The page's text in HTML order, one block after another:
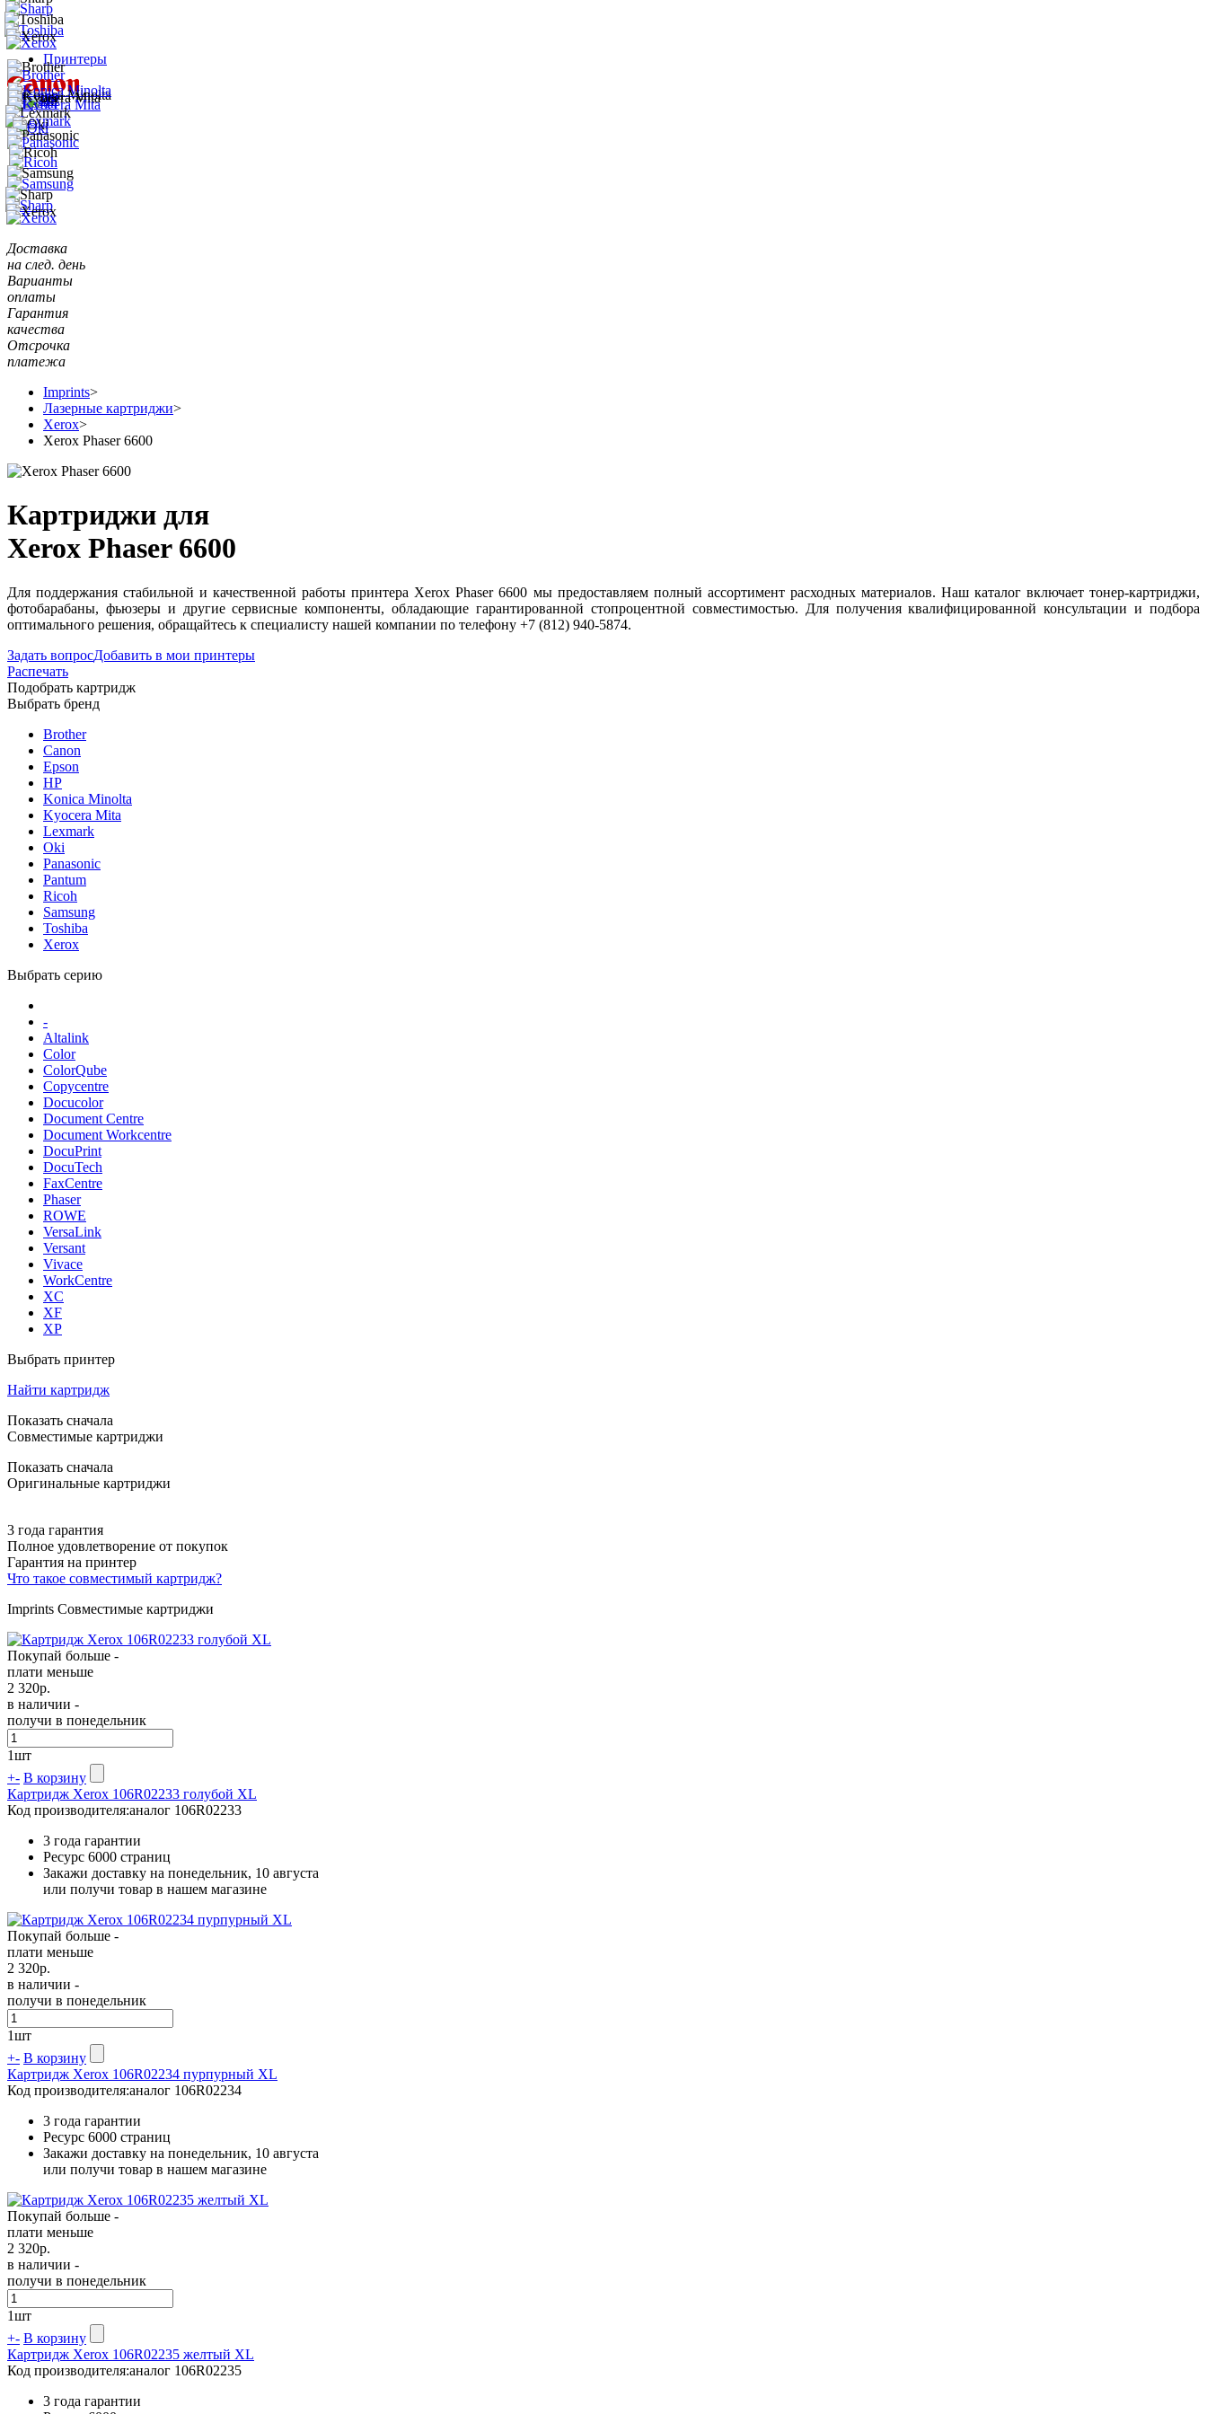
Принтеры
Доставка
на след. день
Варианты
оплаты
Гарантия
качества
Отсрочка
платежа
Imprints>
Лазерные картриджи>
Xerox>
Xerox Phaser 6600
Картриджи для
Xerox Phaser 6600
Для поддержания стабильной и качественной работы принтера Xerox Phaser 6600 мы предоставляем полный ассортимент расходных материалов. Наш каталог включает тонер-картриджи,
фотобарабаны, фьюзеры и другие сервисные компоненты, обладающие гарантированной стопроцентной совместимостью. Для получения квалифицированной консультации и подбора
оптимального решения, обращайтесь к специалисту нашей компании по телефону +7 (812) 940-5874.
Задать вопросДобавить в мои принтеры
Распечать
Подобрать картридж
Выбрать бренд
Brother
Canon
Epson
HP
Konica Minolta
Kyocera Mita
Lexmark
Oki
Panasonic
Pantum
Ricoh
Samsung
Toshiba
Xerox
Выбрать серию
-
Altalink
Color
ColorQube
Copycentre
Docucolor
Document Centre
Document Workcentre
DocuPrint
DocuTech
FaxCentre
Phaser
ROWE
VersaLink
Versant
Vivace
WorkCentre
XC
XF
XP
Выбрать принтер
Найти картридж
Показать сначала
Совместимые картриджи
Показать сначала
Оригинальные картриджи
3 года гарантия
Полное удовлетворение от покупок
Гарантия на принтер
Что такое совместимый картридж?
Imprints Совместимые картриджи
Покупай больше -
плати меньше
2 320р.
в наличии -
получи в понедельник
1шт
+- В корзину
Картридж Xerox 106R02233 голубой XL
Код производителя:аналог 106R02233
3 года гарантии
Ресурс 6000 страниц
Закажи доставку на понедельник, 10 августа
или получи товар в нашем магазине
Покупай больше -
плати меньше
2 320р.
в наличии -
получи в понедельник
1шт
+- В корзину
Картридж Xerox 106R02234 пурпурный XL
Код производителя:аналог 106R02234
3 года гарантии
Ресурс 6000 страниц
Закажи доставку на понедельник, 10 августа
или получи товар в нашем магазине
Покупай больше -
плати меньше
2 320р.
в наличии -
получи в понедельник
1шт
+- В корзину
Картридж Xerox 106R02235 желтый XL
Код производителя:аналог 106R02235
3 года гарантии